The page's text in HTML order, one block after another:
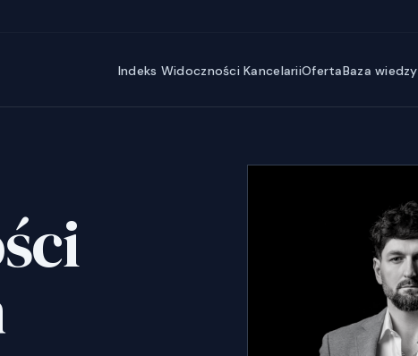
Indeks Widoczności KancelariiOfertaBaza wiedzy